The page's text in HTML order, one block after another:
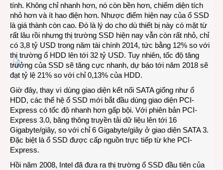
tính. Không chỉ nhanh hơn, nó còn bền hơn, chiếm diện tích
nhỏ hơn và ít hao điện hơn. Nhược điểm hiện nay của ổ SSD
là giá thành còn cao. Đó là lý do cho dù thiết bị này có mặt từ
rất lâu rồi nhưng thị trường SSD hiện nay vẫn còn rất nhỏ, chỉ
có 3,8 tỷ USD trong năm tài chính 2014, tức bằng 12% so với
thị trường ổ HDD lên tới 32 tỷ USD. Tuy nhiên, tốc độ tăng
trưởng của SSD sẽ tăng cực nhanh, dự báo tới năm 2018 sẽ
đạt tỷ lệ 21% so với chỉ 0,13% của HDD.
Giờ đây, thay vì dùng giao diện kết nối SATA giống như ổ
HDD, các thế hệ ổ SSD mới bắt đầu dùng giao diện PCI-
Express có tốc độ nhanh hơn gấp bội. Với phiên bản PCI-
Express 3.0, băng thông truyền tải dữ liệu lên tới 16
Gigabyte/giây, so với chỉ 6 Gigabyte/giây ở giao diện SATA 3.
Đặc biệt là ổ SSD được cấp nguồn trực tiếp từ khe PCI-
Express.
Hồi năm 2008, Intel đã đưa ra thị trường ổ SSD đầu tiên của